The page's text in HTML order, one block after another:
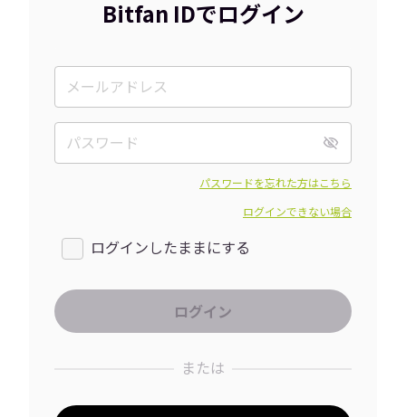
Bitfan IDでログイン
パスワードを忘れた方はこちら
ログインできない場合
ログインしたままにする
または